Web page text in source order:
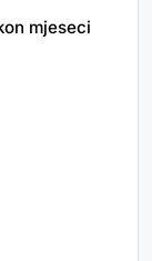
mjeseci